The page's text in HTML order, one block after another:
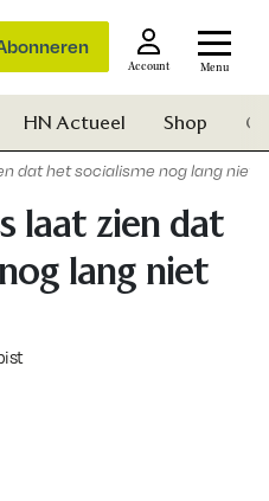
Account Menu
HN Actueel Shop
dat het socialisme nog lang niet
laat zien dat
lang niet